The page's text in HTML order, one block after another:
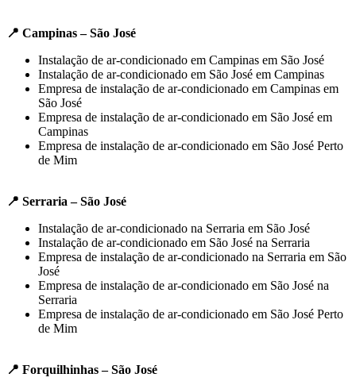
📍 Campinas – São José
Instalação de ar-condicionado em Campinas em São José
Instalação de ar-condicionado em São José em Campinas
Empresa de instalação de ar-condicionado em Campinas em
São José
Empresa de instalação de ar-condicionado em São José em
Campinas
Empresa de instalação de ar-condicionado em São José Perto
de Mim
📍 Serraria – São José
Instalação de ar-condicionado na Serraria em São José
Instalação de ar-condicionado em São José na Serraria
Empresa de instalação de ar-condicionado na Serraria em São
José
Empresa de instalação de ar-condicionado em São José na
Serraria
Empresa de instalação de ar-condicionado em São José Perto
de Mim
📍 Forquilhinhas – São José